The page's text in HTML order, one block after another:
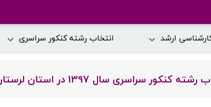
ارشد انتخاب رشته کنکور سراسری
سال 1397 در استان لرستان و در رشته گروه زبان های خارجی